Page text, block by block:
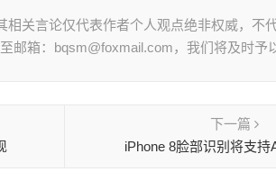
相关言论仅代表作者个人观点绝非权威，不
邮箱：bqsm@foxmail.com，我们将及时予
下一篇
iPhone 8脸部识别将支持